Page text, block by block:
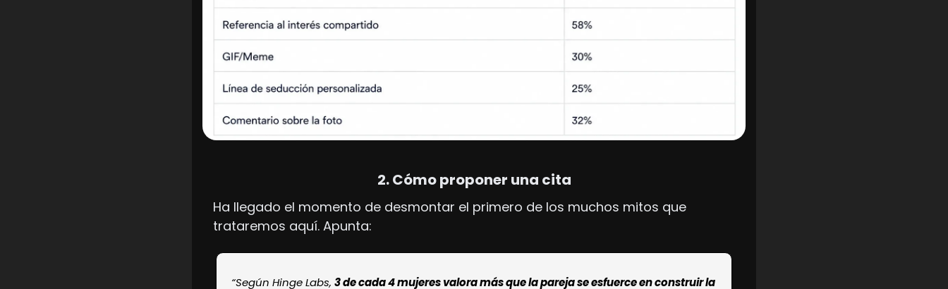
2. Cómo proponer una cita
Ha llegado el momento de desmontar el primero de los muchos mitos que
trataremos aquí. Apunta:
“Según Hinge Labs, 3 de cada 4 mujeres valora más que la pareja se esfuerce en construir la